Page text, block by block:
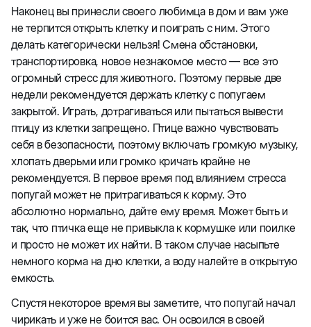
Наконец вы принесли своего любимца в дом и вам уже
не терпится открыть клетку и поиграть с ним. Этого
делать категорически нельзя! Смена обстановки,
транспортировка, новое незнакомое место — все это
огромный стресс для животного. Поэтому первые две
недели рекомендуется держать клетку с попугаем
закрытой. Играть, дотрагиваться или пытаться вывести
птицу из клетки запрещено. Птице важно чувствовать
себя в безопасности, поэтому включать громкую музыку,
хлопать дверьми или громко кричать крайне не
рекомендуется. В первое время под влиянием стресса
попугай может не притрагиваться к корму. Это
абсолютно нормально, дайте ему время. Может быть и
так, что птичка еще не привыкла к кормушке или поилке
и просто не может их найти. В таком случае насыпьте
немного корма на дно клетки, а воду налейте в открытую
емкость.
Спустя некоторое время вы заметите, что попугай начал
чирикать и уже не боится вас. Он освоился в своей